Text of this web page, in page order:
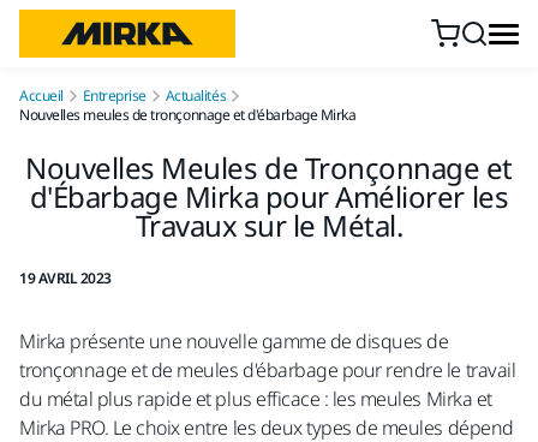
Accueil Entreprise
Actualités
Nouvelles meules de tronçonnage et d'ébarbage Mirka
Nouvelles Meules de Tronçonnage et
d'Ébarbage Mirka pour Améliorer les
Travaux sur le Métal.
19 AVRIL 2023
Mirka présente une nouvelle gamme de disques de
tronçonnage et de meules d'ébarbage pour rendre le travail
du métal plus rapide et plus efficace : les meules Mirka et
Mirka PRO. Le choix entre les deux types de meules dépend